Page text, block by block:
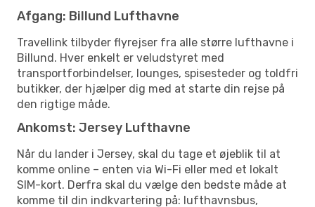
Afgang: Billund Lufthavne
Travellink tilbyder flyrejser fra alle større lufthavne i
Billund. Hver enkelt er veludstyret med
transportforbindelser, lounges, spisesteder og toldfri
butikker, der hjælper dig med at starte din rejse på
den rigtige måde.
Ankomst: Jersey Lufthavne
Når du lander i Jersey, skal du tage et øjeblik til at
komme online – enten via Wi-Fi eller med et lokalt
SIM-kort. Derfra skal du vælge den bedste måde at
komme til din indkvartering på: lufthavnsbus,